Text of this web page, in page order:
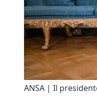
ANSA | Il